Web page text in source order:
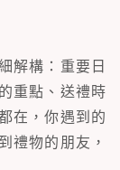
解構：重要日
重點、送禮時
在，你遇到的
禮物的朋友，